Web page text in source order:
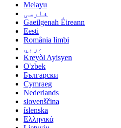
Melayu
فارسی
Gaeilgenah Éireann
Eesti
România limbi
عربي
Kreyòl Ayisyen
O'zbek
Български
Cymraeg
Nederlands
slovenščina
íslenska
Ελληνικά